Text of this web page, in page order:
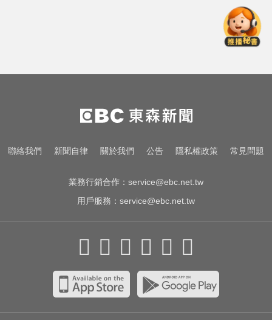
下半身重創身亡
喉嚨痛別輕忽！醫揭口咽癌4警訊
不菸不酒也可能中招
出國回台發燒狂拉！男竟罹傷寒 醫
聯絡我們 新聞自律 關於我們 公告 隱私權政策 常見問題
業務行銷合作： service@ebc.net.tw
用戶服務： service@ebc.net.tw